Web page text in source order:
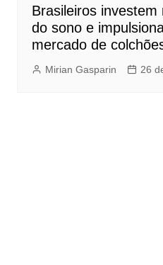
Brasileiros
do sono e
mercado de
Mirian Gasparin 26